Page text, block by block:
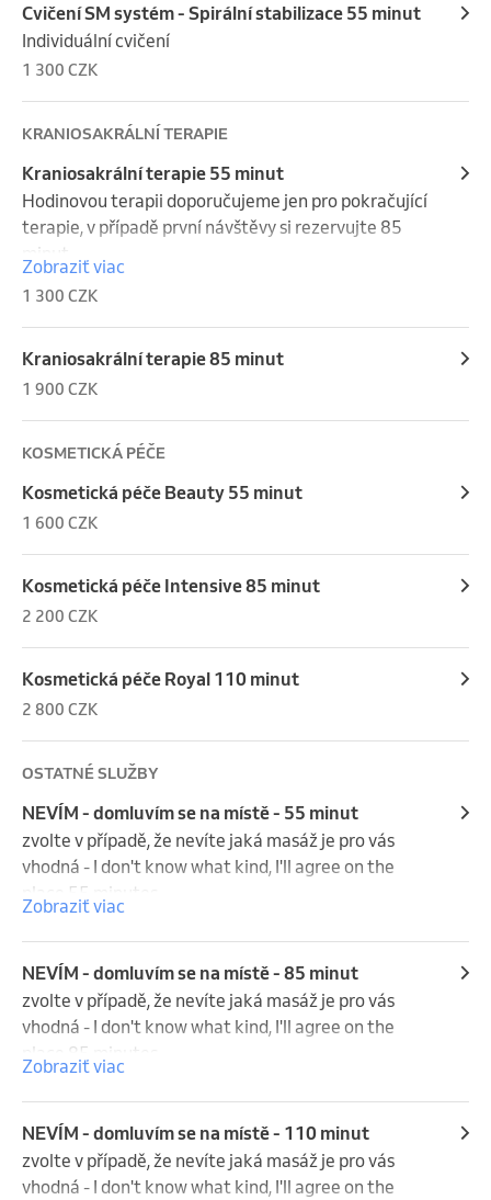
Cvičení SM systém - Spirální stabilizace 55 minut
Individuální cvičení
1 300 CZK
KRANIOSAKRÁLNÍ TERAPIE
Kraniosakrální terapie 55 minut
Hodinovou terapii doporučujeme jen pro pokračující
terapie, v případě první návštěvy si rezervujte 85
minut.
Zobraziť viac
1 300 CZK
Kraniosakrální terapie 85 minut
1 900 CZK
KOSMETICKÁ PÉČE
Kosmetická péče Beauty 55 minut
1 600 CZK
Kosmetická péče Intensive 85 minut
2 200 CZK
Kosmetická péče Royal 110 minut
2 800 CZK
OSTATNÉ SLUŽBY
NEVÍM - domluvím se na místě - 55 minut
zvolte v případě, že nevíte jaká masáž je pro vás
vhodná - I don't know what kind, I'll agree on the
place 55 minutes
Zobraziť viac
NEVÍM - domluvím se na místě - 85 minut
zvolte v případě, že nevíte jaká masáž je pro vás
vhodná - I don't know what kind, I'll agree on the
place 85 minutes
Zobraziť viac
NEVÍM - domluvím se na místě - 110 minut
zvolte v případě, že nevíte jaká masáž je pro vás
vhodná - I don't know what kind, I'll agree on the